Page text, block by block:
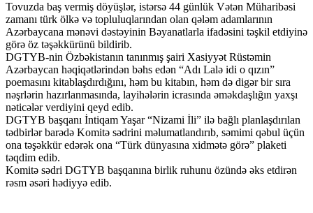
Tovuzda baş vermiş döyüşlər, istərsə 44 günlük Vətən Müharibəsi
zamanı türk ölkə və topluluqlarından olan qələm adamlarının
Azərbaycana mənəvi dəstəyinin Bəyanatlarla ifadəsini təşkil etdiyinə
görə öz təşəkkürünü bildirib.
DGTYB-nin Özbəkistanın tanınmış şairi Xasiyyət Rüstəmin
Azərbaycan həqiqətlərindən bəhs edən “Adı Lalə idi o qızın”
poemasını kitablaşdırdığını, həm bu kitabın, həm də digər bir sıra
nəşrlərin hazırlanmasında, layihələrin icrasında əməkdaşlığın yaxşı
nəticələr verdiyini qeyd edib.
DGTYB başqanı İntiqam Yaşar “Nizami İli” ilə bağlı planlaşdırılan
tədbirlər barədə Komitə sədrini məlumatlandırıb, səmimi qəbul üçün
ona təşəkkür edərək ona “Türk dünyasına xidmətə görə” plaketi
təqdim edib.
Komitə sədri DGTYB başqanına birlik ruhunu özündə əks etdirən
rəsm əsəri hədiyyə edib.